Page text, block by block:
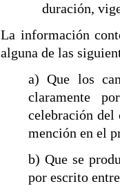
duración,
La información
alguna de las
a) Que los
claramente
celebración del
mención en el
b) Que se
por escrito